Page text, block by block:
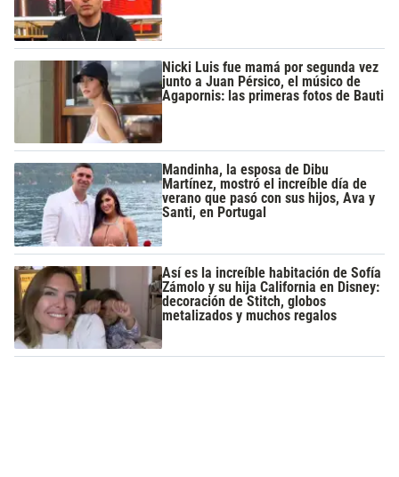
Nicki Luis fue mamá por segunda vez
junto a Juan Pérsico, el músico de
Agapornis: las primeras fotos de Bauti
Mandinha, la esposa de Dibu
Martínez, mostró el increíble día de
verano que pasó con sus hijos, Ava y
Santi, en Portugal
Así es la increíble habitación de Sofía
Zámolo y su hija California en Disney:
decoración de Stitch, globos
metalizados y muchos regalos